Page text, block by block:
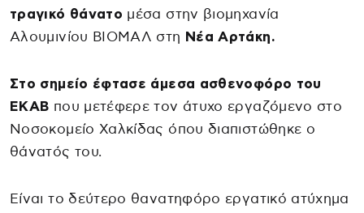
τραγικό θάνατο μέσα στην βιομηχανία
Αλουμινίου ΒΙΟΜΑΛ στη Νέα Αρτάκη.
Στο σημείο έφτασε άμεσα ασθενοφόρο του
ΕΚΑΒ που μετέφερε τον άτυχο εργαζόμενο στο
Νοσοκομείο Χαλκίδας όπου διαπιστώθηκε ο
θάνατός του.
Είναι το δεύτερο θανατηφόρο εργατικό ατύχημα